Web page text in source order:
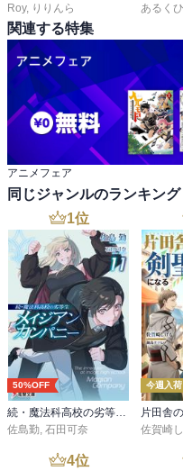
Roy, りりんら
あるく
関連する特集
アニメフェア
同じジャンルのランキング
1位
50%OFF
続・魔法科高校の劣等生 メイジアン・カンパニー(11)
佐島勤, 石田可奈
今週入荷
佐賀崎
4位